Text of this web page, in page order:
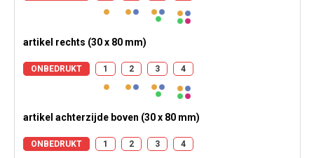
artikel rechts (30 x 80 mm)
ONBEDRUKT 1 2 3 4
artikel achterzijde boven (30 x 80 mm)
ONBEDRUKT 1 2 3 4